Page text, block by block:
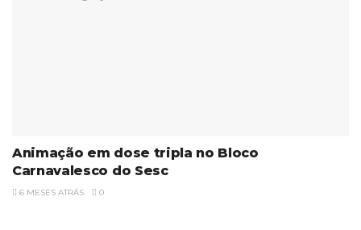
Animação em dose tripla no Bloco
Carnavalesco do Sesc
6 MESES ATRÁS 0